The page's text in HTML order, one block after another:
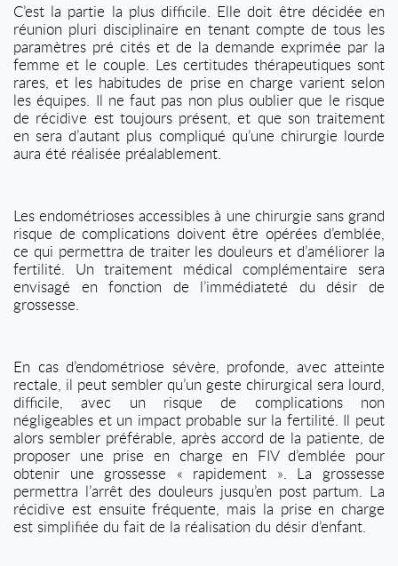
C’est la partie la plus difficile. Elle doit être décidée en
réunion pluri disciplinaire en tenant compte de tous les
paramètres pré cités et de la demande exprimée par la
femme et le couple. Les certitudes thérapeutiques sont
rares, et les habitudes de prise en charge varient selon
les équipes. Il ne faut pas non plus oublier que le risque
de récidive est toujours présent, et que son traitement
en sera d’autant plus compliqué qu’une chirurgie lourde
aura été réalisée préalablement.
Les endométrioses accessibles à une chirurgie sans grand
risque de complications doivent être opérées d’emblée,
ce qui permettra de traiter les douleurs et d’améliorer la
fertilité. Un traitement médical complémentaire sera
envisagé en fonction de l’immédiateté du désir de
grossesse.
En cas d’endométriose sévère, profonde, avec atteinte
rectale, il peut sembler qu’un geste chirurgical sera lourd,
difficile, avec un risque de complications non
négligeables et un impact probable sur la fertilité. Il peut
alors sembler préférable, après accord de la patiente, de
proposer une prise en charge en FIV d’emblée pour
obtenir une grossesse « rapidement ». La grossesse
permettra l’arrêt des douleurs jusqu’en post partum. La
récidive est ensuite fréquente, mais la prise en charge
est simplifiée du fait de la réalisation du désir d’enfant.